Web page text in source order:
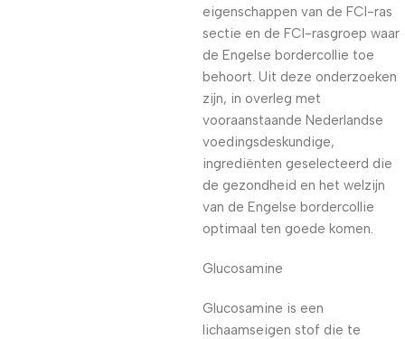
eigenschappen van de FCI-ras
sectie en de FCI-rasgroep waar
de Engelse bordercollie toe
behoort. Uit deze onderzoeken
zijn, in overleg met
vooraanstaande Nederlandse
voedingsdeskundige,
ingrediënten geselecteerd die
de gezondheid en het welzijn
van de Engelse bordercollie
optimaal ten goede komen.
Glucosamine
Glucosamine is een
lichaamseigen stof die te